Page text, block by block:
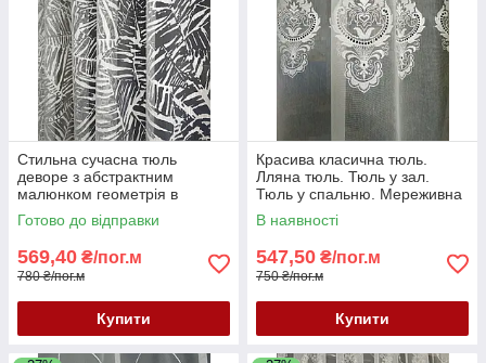
Стильна сучасна тюль
деворе з абстрактним
малюнком геометрія в
молочному кольорі
Готово до відправки
569,40 ₴/пог.м
780 ₴/пог.м
Купити
Красива класична тюль.
Лляна тюль. Тюль у зал.
Тюль у спальню. Мереживна
тюль. Тюль Туреччина.
В наявності
547,50 ₴/пог.м
750 ₴/пог.м
Купити